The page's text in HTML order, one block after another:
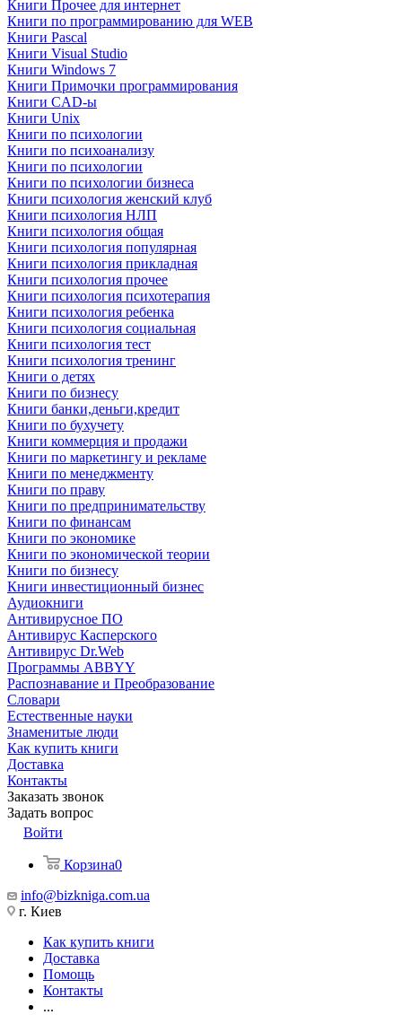
Книги Прочее для интернет
Книги по программированию для WEB
Книги Pascal
Книги Visual Studio
Книги Windows 7
Книги Примочки программирования
Книги CAD-ы
Книги Unix
Книги по психологии
Книги по психоанализу
Книги по психологии
Книги по психологии бизнеса
Книги психология женский клуб
Книги психология НЛП
Книги психология общая
Книги психология популярная
Книги психология прикладная
Книги психология прочее
Книги психология психотерапия
Книги психология ребенка
Книги психология социальная
Книги психология тест
Книги психология тренинг
Книги о детях
Книги по бизнесу
Книги банки,деньги,кредит
Книги по бухучету
Книги коммерция и продажи
Книги по маркетингу и рекламе
Книги по менеджменту
Книги по праву
Книги по предпринимательству
Книги по финансам
Книги по экономике
Книги по экономической теории
Книги по бизнесу
Книги инвестиционный бизнес
Аудиокниги
Антивирусное ПО
Антивирус Касперского
Антивирус Dr.Web
Программы ABBYY
Распознавание и Преобразование
Словари
Естественные науки
Знаменитые люди
Как купить книги
Доставка
Контакты
Заказать звонок
Задать вопрос
Войти
Корзина0
info@bizkniga.com.ua
г. Киев
Как купить книги
Доставка
Помощь
Контакты
...